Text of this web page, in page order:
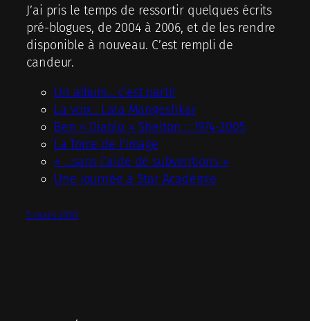
J’ai pris le temps de ressortir quelques écrits
pré-blogues, de 2004 à 2006, et de les rendre
disponible à nouveau. C’est rempli de
candeur.
Un album… c’est parti!
La voix : Lata Mangeshkar
Ben « Diablo » Shelton :: 1974-2005
La force de l’image
« …sans l’aide de subventions »
Une journée à Star Académie
5 mars 2010